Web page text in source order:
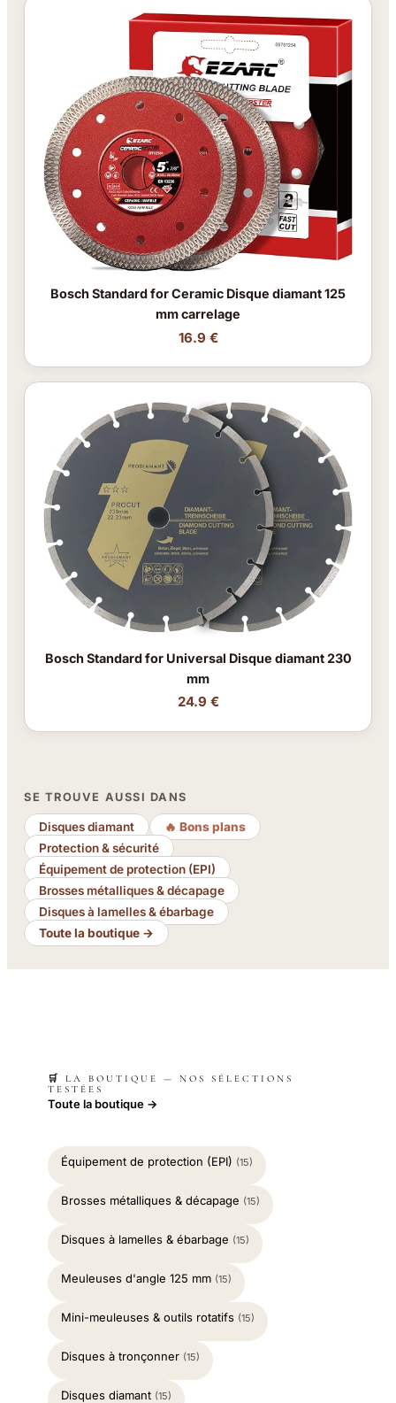
Bosch Standard for Ceramic Disque diamant 125
mm carrelage
16.9 €
Bosch Standard for Universal Disque diamant 230
mm
24.9 €
SE TROUVE AUSSI DANS
Disques diamant
🔥 Bons plans
Protection & sécurité
Équipement de protection (EPI)
Brosses métalliques & décapage
Disques à lamelles & ébarbage
Toute la boutique →
🛒 LA BOUTIQUE — NOS SÉLECTIONS
TESTÉES
Toute la boutique →
Équipement de protection (EPI) (15)
Brosses métalliques & décapage (15)
Disques à lamelles & ébarbage (15)
Meuleuses d'angle 125 mm (15)
Mini-meuleuses & outils rotatifs (15)
Disques à tronçonner (15)
Disques diamant (15)